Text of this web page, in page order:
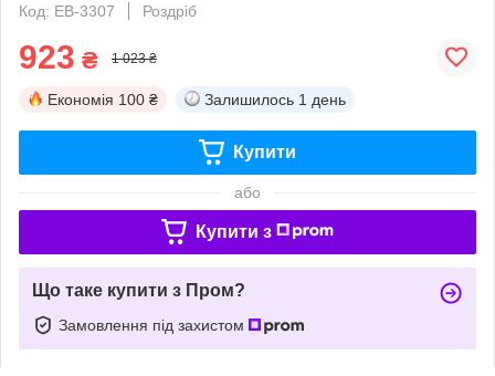
Код: EB-3307
Роздріб
923 ₴ 1 023 ₴
Економія 100 ₴ Залишилось 1 день
Купити
або
Купити з
Що таке купити з Пром?
Замовлення під захистом